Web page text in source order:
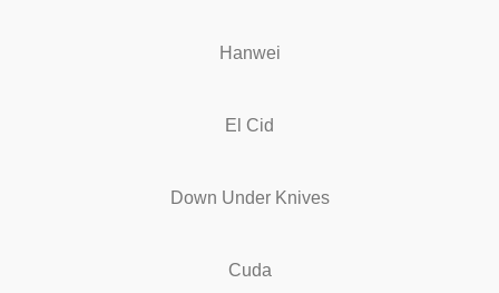
Hanwei
El Cid
Down Under Knives
Cuda